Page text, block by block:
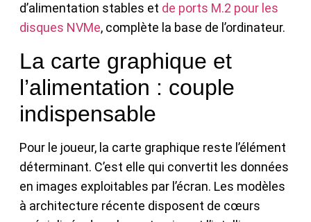
d’alimentation stables et de ports M.2 pour les
disques NVMe, complète la base de l’ordinateur.
La carte graphique et
l’alimentation : couple
indispensable
Pour le joueur, la carte graphique reste l’élément
déterminant. C’est elle qui convertit les données
en images exploitables par l’écran. Les modèles
à architecture récente disposent de cœurs